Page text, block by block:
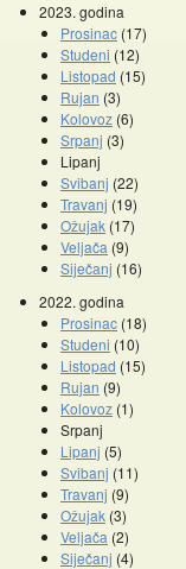
2023. godina
Prosinac (17)
Studeni (12)
Listopad (15)
Rujan (3)
Kolovoz (6)
Srpanj (3)
Lipanj
Svibanj (22)
Travanj (19)
Ožujak (17)
Veljača (9)
Siječanj (16)
2022. godina
Prosinac (18)
Studeni (10)
Listopad (15)
Rujan (9)
Kolovoz (1)
Srpanj
Lipanj (5)
Svibanj (11)
Travanj (9)
Ožujak (3)
Veljača (2)
Siječanj (4)
Promocije